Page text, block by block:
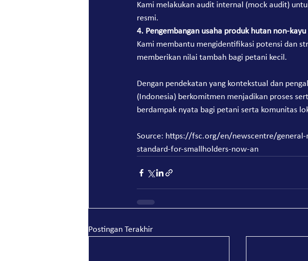
Kami melakukan audit internal (mock audit)
resmi.
4. Pengembangan usaha produk hutan non-
Kami membantu mengidentifikasi potensi dan
memberikan nilai tambah bagi petani kecil.
Dengan pendekatan yang kontekstual dan
(Indonesia) berkomitmen menjadikan proses
berdampak nyata bagi petani serta komunitas
Source: https://fsc.org/en/newscentre/
standard-for-smallholders-now-an
Postingan Terakhir